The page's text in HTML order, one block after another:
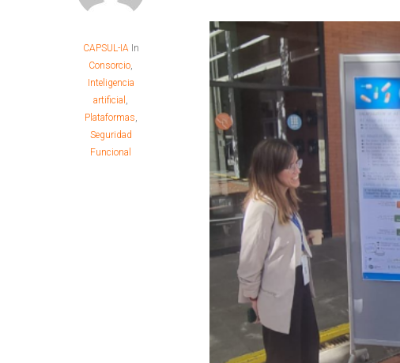
CAPSUL-IA In
Consorcio,
Inteligencia
artificial ,
Plataformas,
Seguridad
Funcional